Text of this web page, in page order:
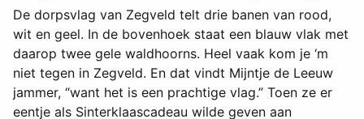
De dorpsvlag van Zegveld telt drie banen van rood,
wit en geel. In de bovenhoek staat een blauw vlak met
daarop twee gele waldhoorns. Heel vaak kom je ‘m
niet tegen in Zegveld. En dat vindt Mijntje de Leeuw
jammer, “want het is een prachtige vlag.” Toen ze er
eentje als Sinterklaascadeau wilde geven aan